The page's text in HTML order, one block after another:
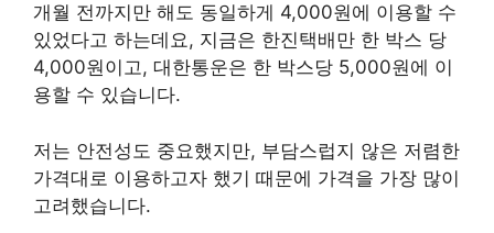
개월 전까지만 해도 동일하게 4,000원에 이용할 수
있었다고 하는데요, 지금은 한진택배만 한 박스 당
4,000원이고, 대한통운은 한 박스당 5,000원에 이
용할 수 있습니다.
저는 안전성도 중요했지만, 부담스럽지 않은 저렴한
가격대로 이용하고자 했기 때문에 가격을 가장 많이
고려했습니다.